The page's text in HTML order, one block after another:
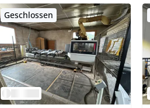
Geschlossen